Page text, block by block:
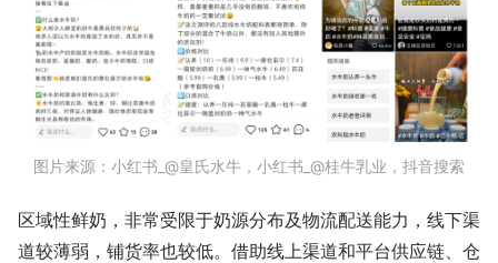
图片来源：小红书_@皇氏水牛，小红书_@桂牛乳业，抖音搜索
区域性鲜奶，非常受限于奶源分布及物流配送能力，线下渠
道较薄弱，铺货率也较低。借助线上渠道和平台供应链、仓